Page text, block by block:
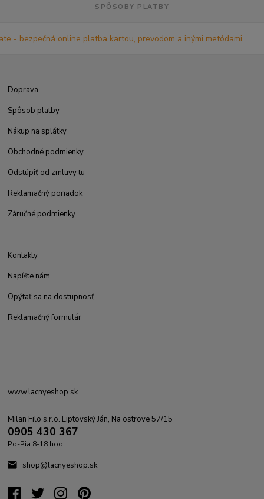
SPÔSOBY PLATBY
Doprava
Spôsob platby
Nákup na splátky
Obchodné podmienky
Odstúpiť od zmluvy tu
Reklamačný poriadok
Záručné podmienky
Kontakty
Napíšte nám
Opýtať sa na dostupnosť
Reklamačný formulár
www.lacnyeshop.sk
Milan Filo s.r.o. Liptovský Ján, Na ostrove 57/15
0905 430 367
Po-Pia 8-18 hod.
shop@lacnyeshop.sk